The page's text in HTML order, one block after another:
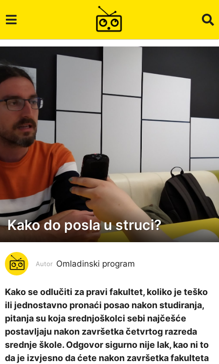
6
o
d
n
a
p
r
i
j
Kako do posla u struci?
Autor Omladinski program
Kako se odlučiti za pravi fakultet, koliko je teško
ili jednostavno pronaći posao nakon studiranja,
pitanja su koja srednjoškolci sebi najčešće
postavljaju nakon završetka četvrtog razreda
srednje škole. Odgovor sigurno nije lak, kao ni to
da je izvjesno da ćete nakon završetka fakulteta